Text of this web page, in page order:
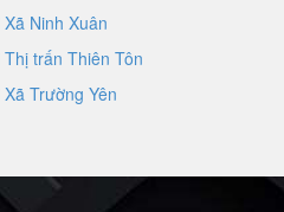
Ninh Xuân
trấn Thiên Tôn
Trường Yên